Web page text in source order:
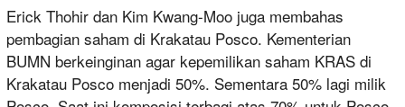
Erick Thohir dan Kim Kwang-Moo juga membahas
pembagian saham di Krakatau Posco. Kementerian
BUMN berkeinginan agar kepemilikan saham KRAS di
Krakatau Posco menjadi 50%. Sementara 50% lagi milik